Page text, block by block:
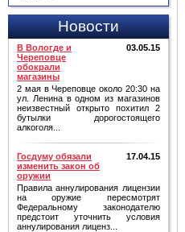
Новости
В Вологде и
Череповце
обокрали
магазины
03.05.15
2 мая в Череповце около 20:30 на
ул. Ленина в одном из магазинов
неизвестный открыто похитил 2
бутылки дорогостоящего
алкоголя...
Госдуму обязали
изменить закон об
оружии
17.04.15
Правила аннулирования лицензии
на оружие пересмотрят
Федеральному законодателю
предстоит уточнить условия
аннулирования лиценз...